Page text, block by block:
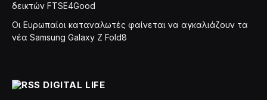
δεικτών FTSE4Good
Οι Ευρωπαίοι καταναλωτές φαίνεται να αγκαλιάζουν τα
νέα Samsung Galaxy Z Fold8
DIGITAL LIFE